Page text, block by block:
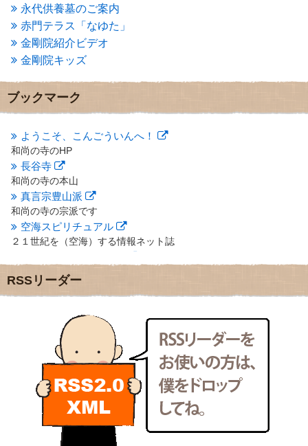
2013年5月(13)
2013年4月(1)
2013年3月 (4)
2013年2月(6)
2013年1月(6)
2012年12月(7)
2012年11月(7)
2012年10月
2012年8月
(9)
2012年7月(10)
2012年6月
2012年5月(16)
2012年4月 (16)
2012年3月(17)
2012年2月(20)
2012年1月(25)
2011年11月(28)
2011年10月(31)
2011年9月(24)
2011年7月(18)
2011年6月
2011年5月
(15)
2011年4月(17)
2011年3月(15)
2011年2月
2011年1月(22)
2010年12月(21)
2010年11月
永代供養墓のご案内
赤門テラス「なゆた」
金剛院紹介ビデオ
金剛院キッズ
ブックマーク
ようこそ、こんごういんへ！
和尚の寺のHP
長谷寺
和尚の寺の本山
真言宗豊山派
和尚の寺の宗派です
空海スピリチュアル
２１世紀を（空海）する情報ネット誌
地域のライターさんです
小豆島 圓満寺
新聞屋の道具箱
新聞社で使われる用語の解説など
makotoさんの御符内巡礼記
東京の巡礼記です
POLYHEDON
いろいろなことが書いてあるよ
bunchan
あちこち行って！
目白鍼灸院
RSSリーダー